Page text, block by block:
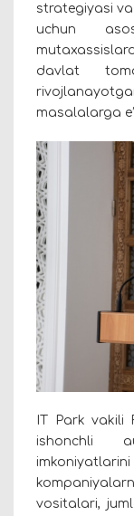
strategiyasi
uchun
davlat
masalalarga
IT Park vakili
ishonchli
vositalari,